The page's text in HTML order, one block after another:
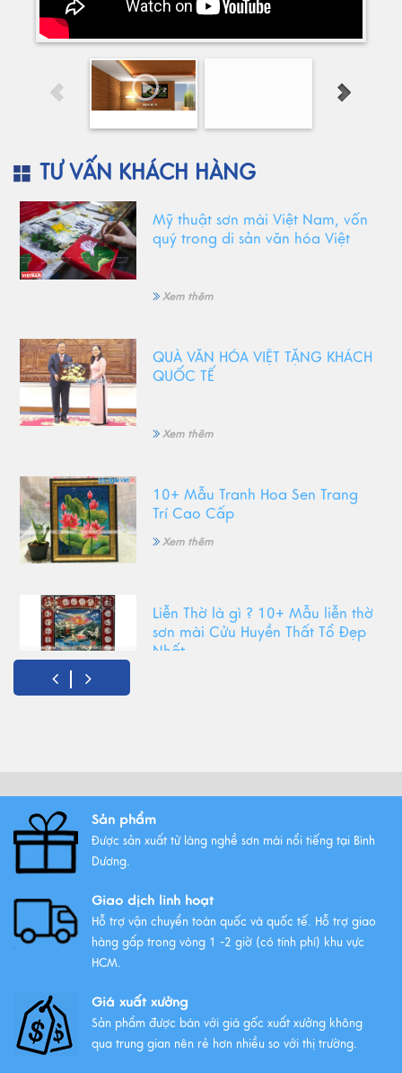
TƯ VẤN KHÁCH HÀNG
Mỹ thuật sơn mài Việt Nam, vốn
quý trong di sản văn hóa Việt
Xem thêm
QUÀ VĂN HÓA VIỆT TẶNG KHÁCH
QUỐC TẾ
Xem thêm
10+ Mẫu Tranh Hoa Sen Trang
Trí Cao Cấp
Xem thêm
Liễn Thờ là gì ? 10+ Mẫu liễn thờ
sơn mài Cửu Huyền Thất Tổ Đẹp
Nhất
Xem thêm
Sản phẩm
Được sản xuất từ làng nghề sơn mài nổi tiếng tại Bình
Dương.
Giao dịch linh hoạt
Hỗ trợ vận chuyển toàn quốc và quốc tế. Hỗ trợ giao
hàng gấp trong vòng 1 -2 giờ (có tính phí) khu vực
HCM.
Giá xuất xưởng
Sản phẩm được bán với giá gốc xuất xưởng không
qua trung gian nên rẻ hơn nhiều so với thị trường.